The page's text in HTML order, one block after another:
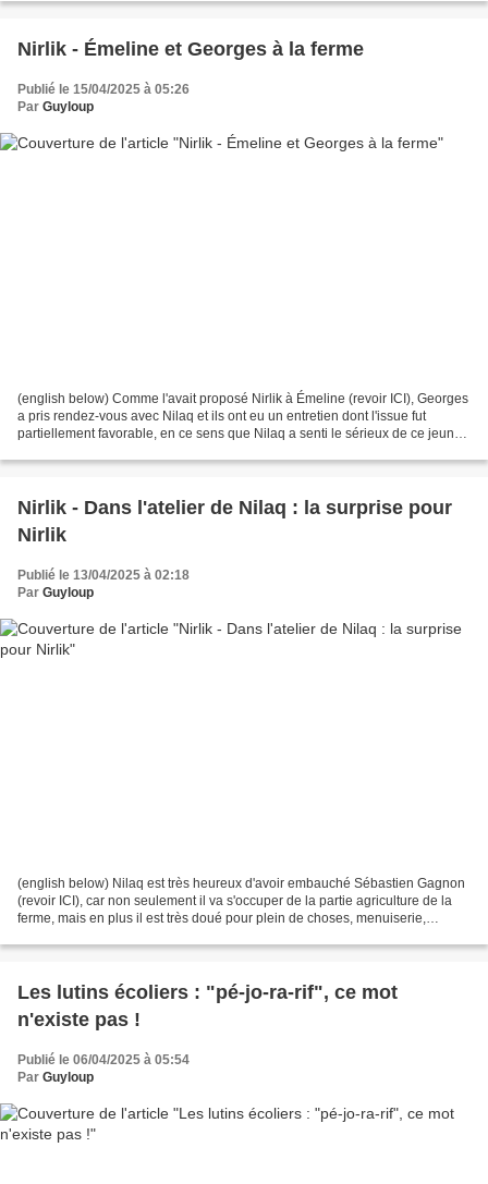
Nirlik - Émeline et Georges à la ferme
Publié le 15/04/2025 à 05:26
Par Guyloup
(english below) Comme l'avait proposé Nirlik à Émeline (revoir ICI), Georges
a pris rendez-vous avec Nilaq et ils ont eu un entretien dont l'issue fut
partiellement favorable, en ce sens que Nilaq a senti le sérieux de ce jeune
Nirlik - Dans l'atelier de Nilaq : la surprise pour
Nirlik
Publié le 13/04/2025 à 02:18
Par Guyloup
(english below) Nilaq est très heureux d'avoir embauché Sébastien Gagnon
(revoir ICI), car non seulement il va s'occuper de la partie agriculture de la
ferme, mais en plus il est très doué pour plein de choses, menuiserie,
Les lutins écoliers : "pé-jo-ra-rif", ce mot
n'existe pas !
Publié le 06/04/2025 à 05:54
Par Guyloup